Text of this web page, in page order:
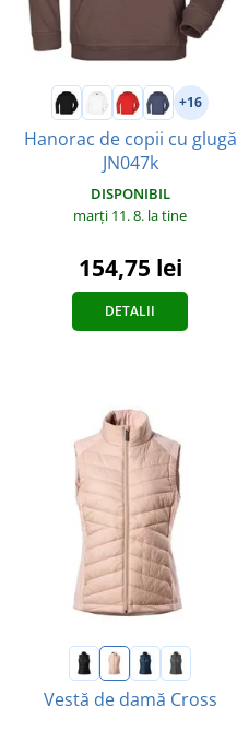
+16
Hanorac de copii cu glugă
JN047k
DISPONIBIL
marți 11. 8. la tine
154,75 lei
DETALII
Vestă de damă Cross